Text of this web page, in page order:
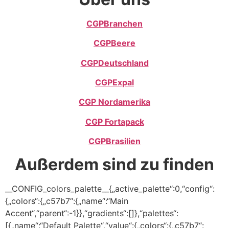
CGPBranchen
CGPBeere
CGPDeutschland
CGPExpal
CGP Nordamerika
CGP Fortapack
CGPBrasilien
Außerdem sind zu finden
__CONFIG_colors_palette__{„active_palette“:0,“config“:
{„colors“:{„c57b7“:{„name“:“Main
Accent“,“parent“:-1}},“gradients“:[]},“palettes“:
[{„name“:“Default Palette“,“value“:{„colors“:{„c57b7“: